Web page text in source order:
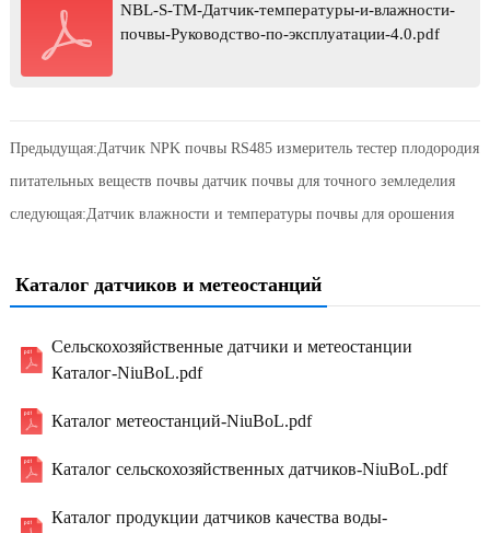
NBL-S-TM-Датчик-температуры-и-влажности-
почвы-Руководство-по-эксплуатации-4.0.pdf
Предыдущая:Датчик NPK почвы RS485 измеритель тестер плодородия
питательных веществ почвы датчик почвы для точного земледелия
следующая:Датчик влажности и температуры почвы для орошения
Каталог датчиков и метеостанций
Сельскохозяйственные датчики и метеостанции
Каталог-NiuBoL.pdf
Каталог метеостанций-NiuBoL.pdf
Каталог сельскохозяйственных датчиков-NiuBoL.pdf
Каталог продукции датчиков качества воды-